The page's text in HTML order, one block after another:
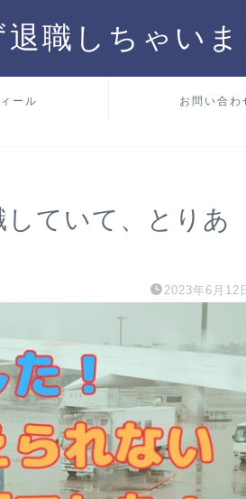
退職しちゃい
ール お問い合わ
ていて、とりあ
2023年6月12